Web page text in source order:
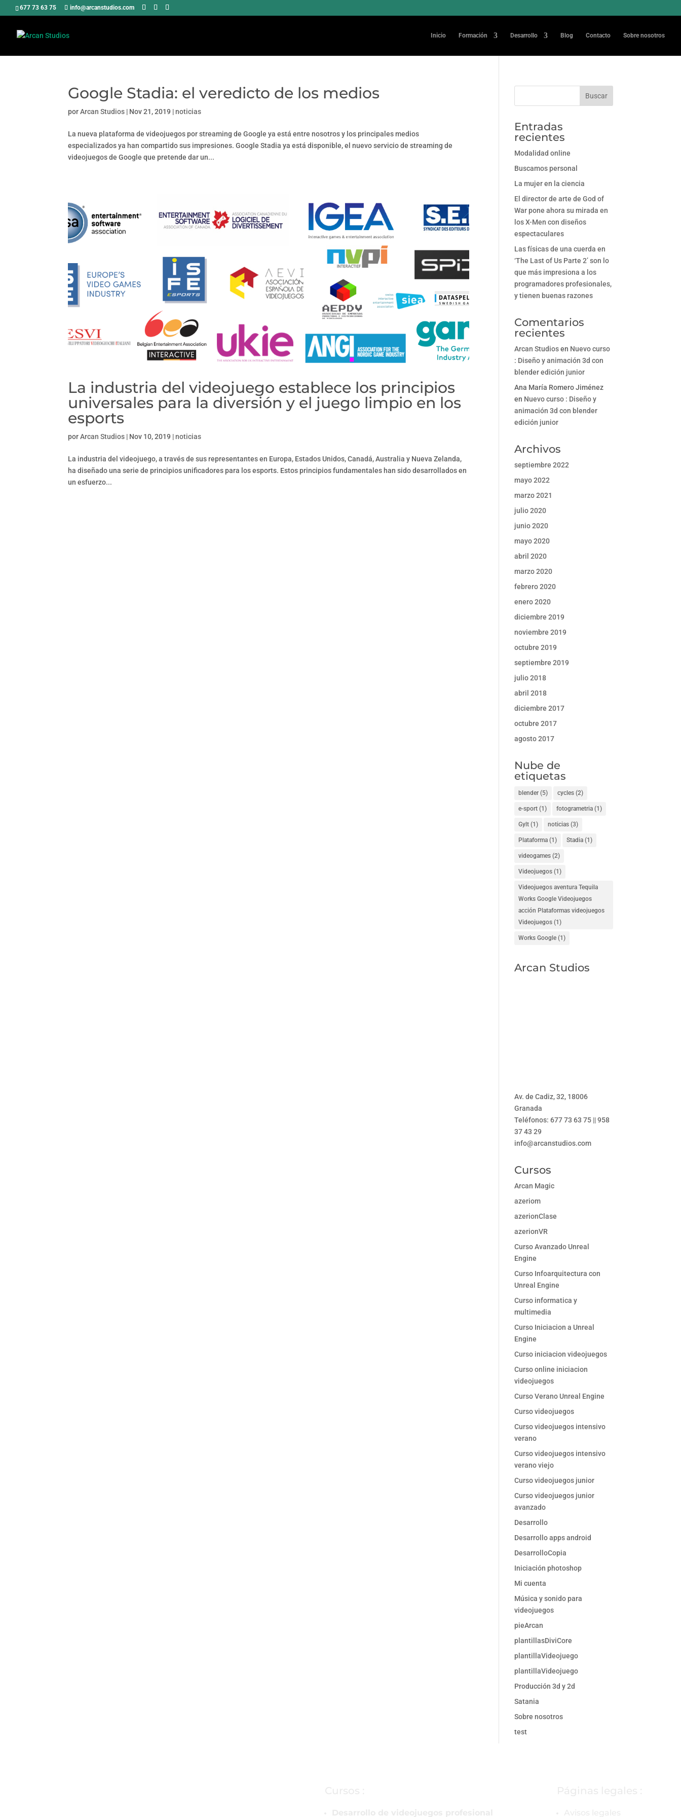
677 73 63 75 info@arcanstudios.com
Inicio Formación Desarrollo Blog Contacto Sobre nosotros
Google Stadia: el veredicto de los medios
porArcan Studios | Nov 21, 2019 |noticias
La nueva plataforma de videojuegos por streaming de Google ya está entre nosotros y los principales medios
especializados ya han compartido sus impresiones. Google Stadia ya está disponible, el nuevo servicio de streaming de
videojuegos de Google que pretende dar un...
La industria del videojuego establece los principios
universales para la diversión y el juego limpio en los
esports
porArcan Studios | Nov 10, 2019 |noticias
La industria del videojuego, a través de sus representantes en Europa, Estados Unidos, Canadá, Australia y Nueva Zelanda,
ha diseñado una serie de principios unificadores para los esports. Estos principios fundamentales han sido desarrollados en
un esfuerzo...
Entradas
recientes
Modalidad online
Buscamos personal
La mujer en la ciencia
El director de arte de God of
War pone ahora su mirada en
los X-Men con diseños
espectaculares
Las físicas de una cuerda en
‘The Last of Us Parte 2’ son lo
que más impresiona a los
programadores profesionales,
y tienen buenas razones
Comentarios
recientes
Arcan Studiosen Nuevo curso
: Diseño y animación 3d con
blender edición junior
Ana María Romero Jiménez
en Nuevo curso : Diseño y
animación 3d con blender
edición junior
Archivos
septiembre 2022
mayo 2022
marzo 2021
julio 2020
junio 2020
mayo 2020
abril 2020
marzo 2020
febrero 2020
enero 2020
diciembre 2019
noviembre 2019
octubre 2019
septiembre 2019
julio 2018
abril 2018
diciembre 2017
octubre 2017
agosto 2017
Nube de
etiquetas
blender (5) cycles (2)
e-sport (1) fotogrametria (1)
Gylt (1) noticias (3)
Plataforma (1) Stadia (1)
videogames (2)
Videojuegos (1)
Videojuegos aventura Tequila
Works Google Videojuegos
acción Plataformas videojuegos
Videojuegos (1)
Works Google (1)
Arcan Studios
Av. de Cadiz, 32, 18006
Granada
Teléfonos: 677 73 63 75 || 958
37 43 29
info@arcanstudios.com
Cursos
Arcan Magic
azeriom
azerionClase
azerionVR
Curso Avanzado Unreal
Engine
Curso Infoarquitectura con
Unreal Engine
Curso informatica y
multimedia
Curso Iniciacion a Unreal
Engine
Curso iniciacion videojuegos
Curso online iniciacion
videojuegos
Curso Verano Unreal Engine
Curso videojuegos
Curso videojuegos intensivo
verano
Curso videojuegos intensivo
verano viejo
Curso videojuegos junior
Curso videojuegos junior
avanzado
Desarrollo
Desarrollo apps android
DesarrolloCopia
Iniciación photoshop
Mi cuenta
Música y sonido para
videojuegos
pieArcan
plantillasDiviCore
plantillaVideojuego
plantillaVideojuego
Producción 3d y 2d
Satania
Sobre nosotros
test